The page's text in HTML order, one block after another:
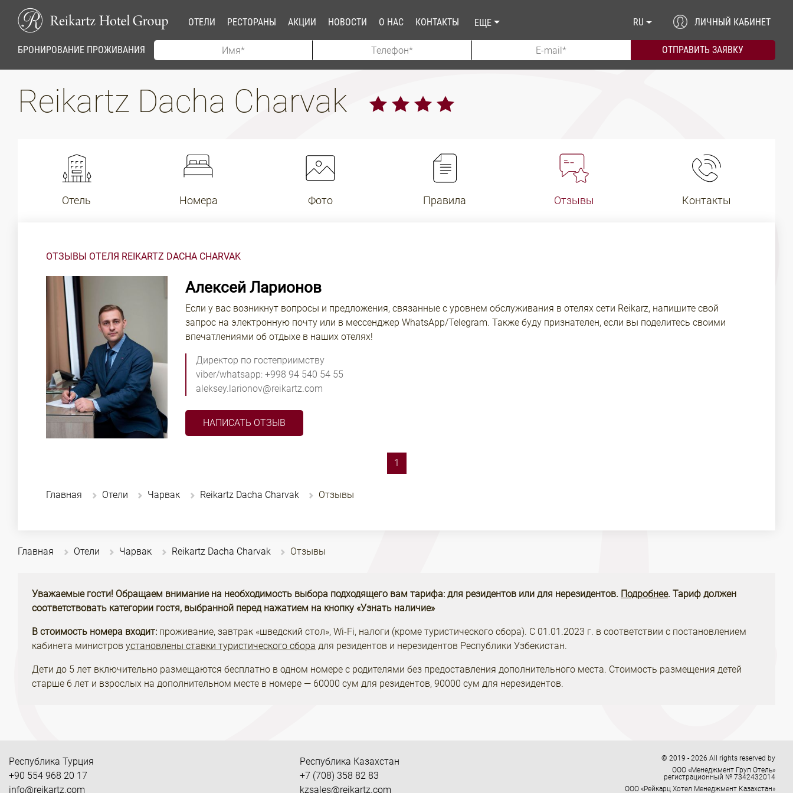
ОТЕЛИ РЕСТОРАНЫ АКЦИИ НОВОСТИ О НАС КОНТАКТЫ ЕЩЕ RU ЛИЧНЫЙ КАБИНЕТ
БРОНИРОВАНИЕ ПРОЖИВАНИЯ
Reikartz Dacha Charvak
Отель Номера Фото Правила Отзывы Контакты
ОТЗЫВЫ ОТЕЛЯ REIKARTZ DACHA CHARVAK
Алексей Ларионов
Если у вас возникнут вопросы и предложения, связанные с уровнем обслуживания в отелях сети Reikarz, напишите свой
запрос на электронную почту или в мессенджер WhatsApp/Telegram. Также буду признателен, если вы поделитесь своими
впечатлениями об отдыхе в наших отелях!
Директор по гостеприимству
viber/whatsapp: +998 94 540 54 55
aleksey.larionov@reikartz.com
НАПИСАТЬ ОТЗЫВ
1
Главная Отели Чарвак Reikartz Dacha Charvak Отзывы
Главная Отели Чарвак Reikartz Dacha Charvak Отзывы
Уважаемые гости! Обращаем внимание на необходимость выбора подходящего вам тарифа: для резидентов или для нерезидентов. Подробнее. Тариф должен
соответствовать категории гостя, выбранной перед нажатием на кнопку «Узнать наличие»
В стоимость номера входит: проживание, завтрак «шведский стол», Wi-Fi, налоги (кроме туристического сбора). С 01.01.2023 г. в соответствии с постановлением
кабинета министров установлены ставки туристического сбора для резидентов и нерезидентов Республики Узбекистан.
Дети до 5 лет включительно размещаются бесплатно в одном номере с родителями без предоставления дополнительного места. Стоимость размещения детей
старше 6 лет и взрослых на дополнительном месте в номере — 60000 сум для резидентов, 90000 сум для нерезидентов.
Республика Турция
+90 554 968 20 17
info@reikartz.com
Республика Казахстан
+7 (708) 358 82 83
kzsales@reikartz.com
© 2019 - 2026 All rights reserved by
ООО «Менеджмент Груп Отель»
регистрационный № 7342432014
ООО «Рейкарц Хотел Менеджмент Казахстан»